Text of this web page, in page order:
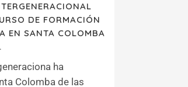
DE FORMACIÓN
EN SANTA COLOMBA
ha
Colomba de las